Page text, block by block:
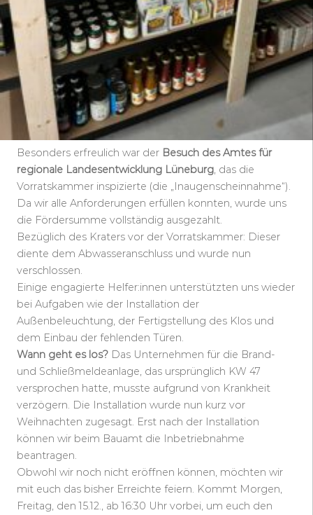
Besonders erfreulich war der Besuch des Amtes für
regionale Landesentwicklung Lüneburg, das die
Vorratskammer inspizierte (die „Inaugenscheinnahme“).
Da wir alle Anforderungen erfüllen konnten, wurde uns
die Fördersumme vollständig ausgezahlt.
Bezüglich des Kraters vor der Vorratskammer: Dieser
diente dem Abwasseranschluss und wurde nun
verschlossen.
Einige engagierte Helfer:innen unterstützten uns wieder
bei Aufgaben wie der Installation der
Außenbeleuchtung, der Fertigstellung des Klos und
dem Einbau der fehlenden Türen.
Wann geht es los? Das Unternehmen für die Brand-
und Schließmeldeanlage, das ursprünglich KW 47
versprochen hatte, musste aufgrund von Krankheit
verzögern. Die Installation wurde nun kurz vor
Weihnachten zugesagt. Erst nach der Installation
können wir beim Bauamt die Inbetriebnahme
beantragen.
Obwohl wir noch nicht eröffnen können, möchten wir
mit euch das bisher Erreichte feiern. Kommt Morgen,
Freitag, den 15.12., ab 16:30 Uhr vorbei, um euch den